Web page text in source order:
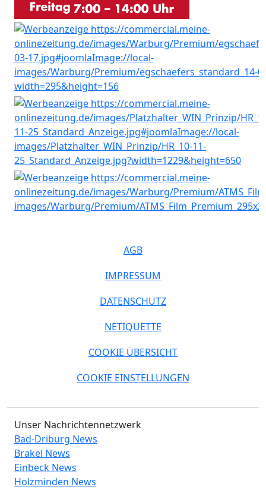
AGB
IMPRESSUM
DATENSCHUTZ
NETIQUETTE
COOKIE ÜBERSICHT
COOKIE EINSTELLUNGEN
Unser Nachrichtennetzwerk
Bad-Driburg News
Brakel News
Einbeck News
Holzminden News